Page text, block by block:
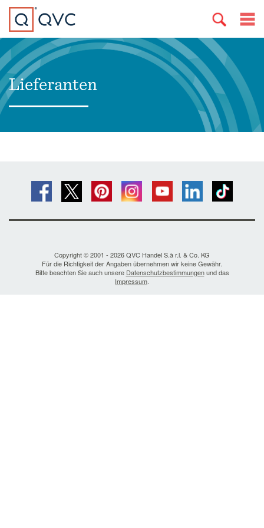
Lieferanten
Copyright © 2001 - 2026 QVC Handel S.à r.l. & Co. KG
Für die Richtigkeit der Angaben übernehmen wir keine Gewähr.
Bitte beachten Sie auch unsere Datenschutzbestimmungenund das
Impressum.